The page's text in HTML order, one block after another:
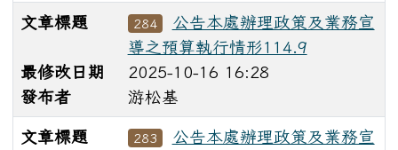
文章標題 284
公告本處辦理政策及業務宣
導之預算執行情形114.9
最修改日期
2025-10-16 16:28
發布者
游松基
文章標題 283
公告本處辦理政策及業務宣